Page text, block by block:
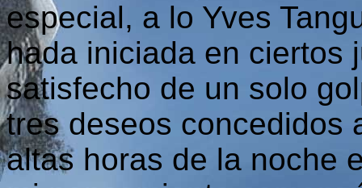
especial, a lo Yves
hada iniciada en ciertos
satisfecho de un solo
tres deseos concedidos
altas horas de la noche